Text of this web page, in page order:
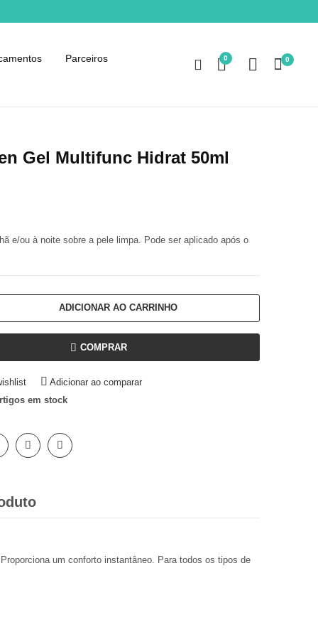
Parceiros 0 0
Gel Multifunc Hidrat 50ml
e/ou à noite sobre a pele limpa. Pode ser aplicado após o
ADICIONAR AO CARRINHO
COMPRAR
Adicionar ao comparar
em stock
um conforto instantâneo. Para todos os tipos de